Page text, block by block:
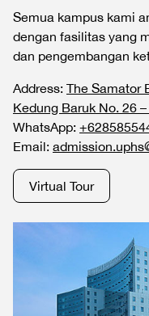
Semua kampus kami
dengan fasilitas yang
dan pengembangan
Address: The Samator
Kedung Baruk No. 26
WhatsApp:
Email:
Virtual Tour